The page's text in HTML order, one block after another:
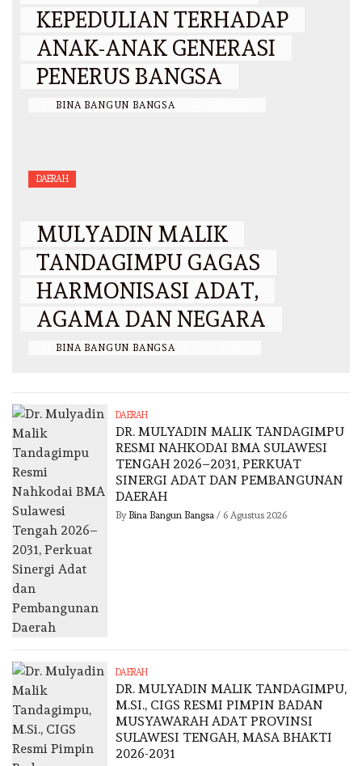
KEPEDULIAN TERHADAP
ANAK-ANAK GENERASI
PENERUS BANGSA
BINA BANGUN BANGSA
DAERAH
MULYADIN MALIK
TANDAGIMPU GAGAS
HARMONISASI ADAT,
AGAMA DAN NEGARA
BINA BANGUN BANGSA
DAERAH
DR. MULYADIN MALIK TANDAGIMPU
RESMI NAHKODAI BMA SULAWESI
TENGAH 2026–2031, PERKUAT
SINERGI ADAT DAN PEMBANGUNAN
DAERAH
By Bina Bangun Bangsa/ 6 Agustus 2026
DAERAH
DR. MULYADIN MALIK TANDAGIMPU,
M.SI., CIGS RESMI PIMPIN BADAN
MUSYAWARAH ADAT PROVINSI
SULAWESI TENGAH, MASA BHAKTI
2026-2031